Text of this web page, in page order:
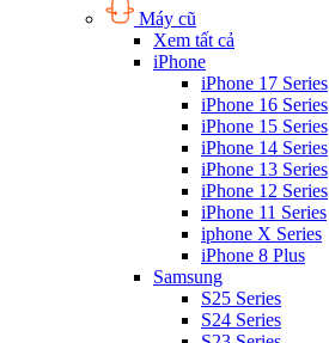
Máy cũ
Xem tất cả
iPhone
iPhone 17 Series
iPhone 16 Series
iPhone 15 Series
iPhone 14 Series
iPhone 13 Series
iPhone 12 Series
iPhone 11 Series
iphone X Series
iPhone 8 Plus
Samsung
S25 Series
S24 Series